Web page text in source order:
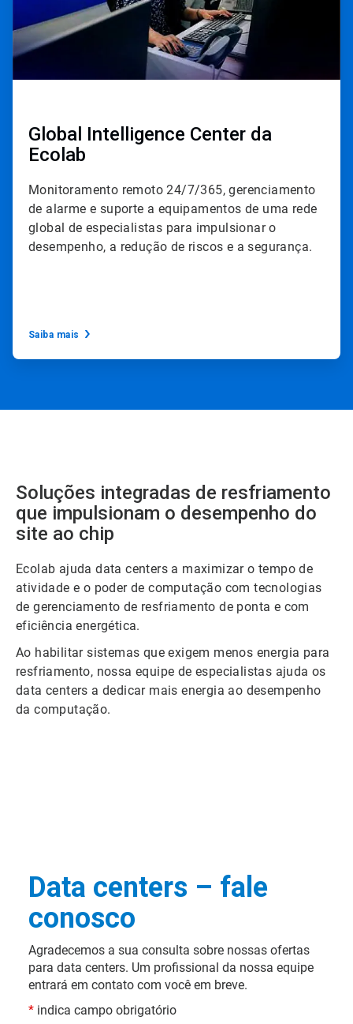
Global Intelligence Center da
Ecolab
Monitoramento remoto 24/7/365, gerenciamento
de alarme e suporte a equipamentos de uma rede
global de especialistas para impulsionar o
desempenho, a redução de riscos e a segurança.
Saiba mais
Soluções integradas de resfriamento
que impulsionam o desempenho do
site ao chip
Ecolab ajuda data centers a maximizar o tempo de
atividade e o poder de computação com tecnologias
de gerenciamento de resfriamento de ponta e com
eficiência energética.
Ao habilitar sistemas que exigem menos energia para
resfriamento, nossa equipe de especialistas ajuda os
data centers a dedicar mais energia ao desempenho
da computação.
Data centers – fale
conosco
Agradecemos a sua consulta sobre nossas ofertas
para data centers. Um profissional da nossa equipe
entrará em contato com você em breve.
* indica campo obrigatório